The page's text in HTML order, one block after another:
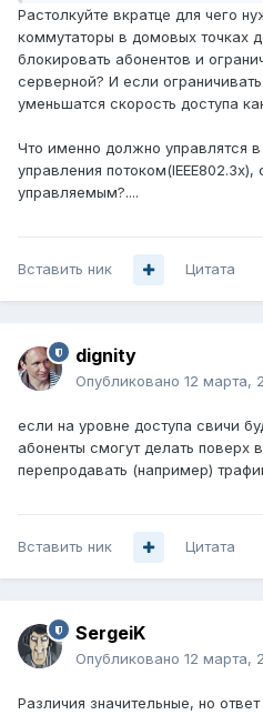
Растолкуйте вкратце для чего
коммутаторы в домовых точках
блокировать абонентов и
серверной? И если
уменьшатся скорость доступа
Что именно должно управлятся
управления
управляемым?....
Вставить ник Цитата
dignity
Опубликовано 12 марта,
если на уровне доступа свичи
абоненты смогут делать
перепродавать (например)
Вставить ник Цитата
SergeiK
Опубликовано 12 марта,
Различия значительные, но